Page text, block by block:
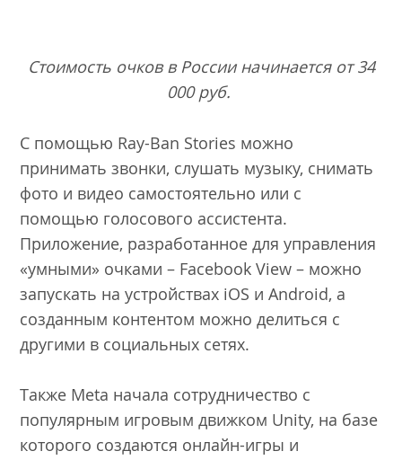
Стоимость очков в России начинается от 34
000 руб.
С помощью Ray-Ban Stories можно
принимать звонки, слушать музыку, снимать
фото и видео самостоятельно или с
помощью голосового ассистента.
Приложение, разработанное для управления
«умными» очками – Facebook View – можно
запускать на устройствах iOS и Android, а
созданным контентом можно делиться с
другими в социальных сетях.
Также Meta начала сотрудничество с
популярным игровым движком Unity, на базе
которого создаются онлайн-игры и